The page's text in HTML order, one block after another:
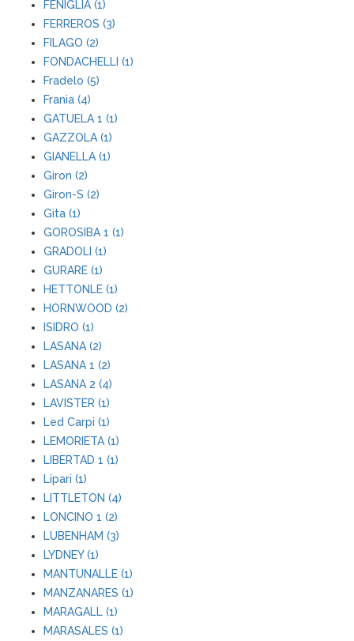
FENIGLIA (1)
FERREROS (3)
FILAGO (2)
FONDACHELLI (1)
Fradelo (5)
Frania (4)
GATUELA 1 (1)
GAZZOLA (1)
GIANELLA (1)
Giron (2)
Giron-S (2)
Gita (1)
GOROSIBA 1 (1)
GRADOLI (1)
GURARE (1)
HETTONLE (1)
HORNWOOD (2)
ISIDRO (1)
LASANA (2)
LASANA 1 (2)
LASANA 2 (4)
LAVISTER (1)
Led Carpi (1)
LEMORIETA (1)
LIBERTAD 1 (1)
Lipari (1)
LITTLETON (4)
LONCINO 1 (2)
LUBENHAM (3)
LYDNEY (1)
MANTUNALLE (1)
MANZANARES (1)
MARAGALL (1)
MARASALES (1)